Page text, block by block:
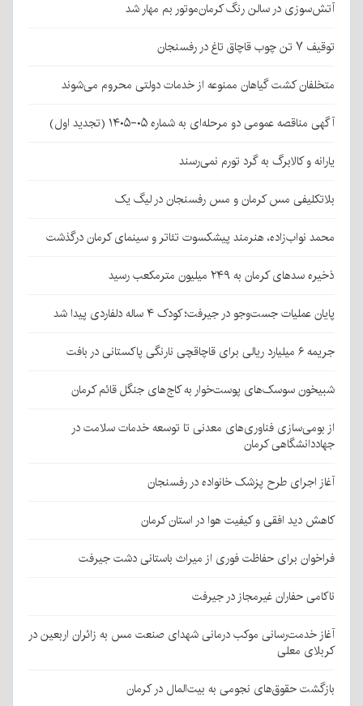
آتش‌سوزی در سالن رنگ کرمان‌موتور بم مهار شد
توقیف ۷ تن چوب قاچاق تاغ در رفسنجان
متخلفان کشت گیاهان ممنوعه از خدمات دولتی محروم می‌شوند
آگهی مناقصه عمومی دو مرحله‌ای به شماره ۰۵-۱۴۰۵ (تجدید اول)
یارانه و کالابرگ به گرد تورم نمی‌رسند
بلاتکلیفی مس کرمان و مس رفسنجان در لیگ یک
محمد نواب‌زاده، هنرمند پیشکسوت تئاتر و سینمای کرمان درگذشت
ذخیره سدهای کرمان به ۲۴۹ میلیون مترمکعب رسید
پایان عملیات جست‌وجو در جیرفت؛ کودک ۴ ساله دلفاردی پیدا شد
جریمه ۶ میلیارد ریالی برای قاچاقچی نارنگی پاکستانی در بافت
شبیخون سوسک‌های پوست‌خوار به کاج‌های جنگل قائم کرمان
از بومی‌سازی فناوری‌های معدنی تا توسعه خدمات سلامت در
جهاددانشگاهی کرمان
آغاز اجرای طرح پزشک خانواده در رفسنجان
کاهش دید افقی و کیفیت هوا در استان کرمان
فراخوان برای حفاظت فوری از میراث باستانی دشت جیرفت
ناکامی حفاران غیرمجاز در جیرفت
آغاز خدمت‌رسانی موکب درمانی شهدای صنعت مس به زائران اربعین در
کربلای معلی
بازگشت حقوق‌های نجومی به بیت‌المال در کرمان